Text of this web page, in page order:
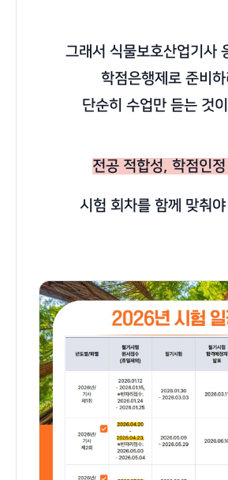
그래서 식물보호산업기사
학점은행제로 준비
단순히 수업만 듣는 것
전공 적합성, 학점인
시험 회차를 함께 맞춰